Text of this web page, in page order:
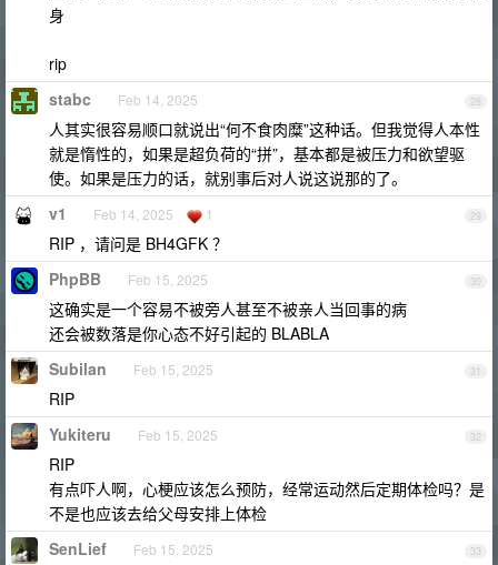
身
rip
28
stabc Feb 14, 2025
人其实很容易顺口就说出“何不食肉糜”这种话。但我觉得人本性
就是惰性的，如果是超负荷的“拼”，基本都是被压力和欲望驱
使。如果是压力的话，就别事后对人说这说那的了。
29
v1 Feb 14, 2025 1
RIP ，请问是 BH4GFK ？
30
PhpBB Feb 15, 2025
这确实是一个容易不被旁人甚至不被亲人当回事的病
还会被数落是你心态不好引起的 BLABLA
31
Subilan Feb 15, 2025
RIP
32
Yukiteru Feb 15, 2025
RIP
有点吓人啊，心梗应该怎么预防，经常运动然后定期体检吗？是
不是也应该去给父母安排上体检
33
SenLief Feb 15, 2025